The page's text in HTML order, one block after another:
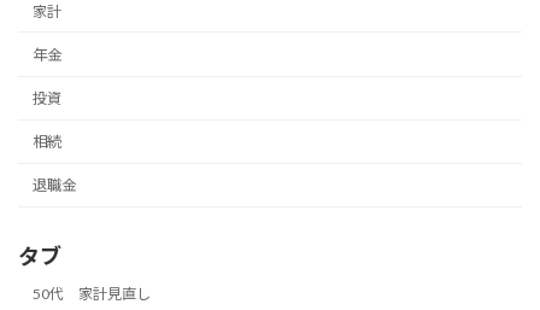
家計
年金
投資
相続
退職金
タブ
50代 家計見直し